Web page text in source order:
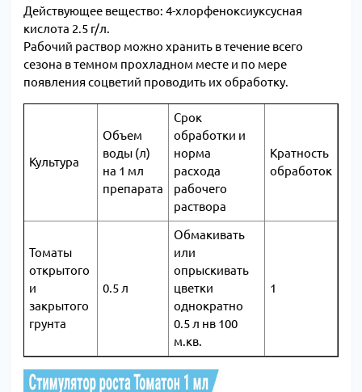
Действующее вещество: 4-хлорфеноксиуксусная
кислота 2.5 г/л.
Рабочий раствор можно хранить в течение всего
сезона в темном прохладном месте и по мере
появления соцветий проводить их обработку.
Культура
Объем
воды (л)
на 1 мл
препарата
Срок
обработки и
норма
расхода
рабочего
раствора
Кратность
обработок
Томаты
открытого
и
закрытого
грунта
0.5 л
Обмакивать
или
опрыскивать
цветки
однократно
0.5 л нв 100
м.кв.
1